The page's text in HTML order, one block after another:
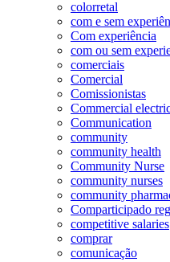
colorretal
com e sem
Com experiência
com ou sem
comerciais
Comercial
Comissionistas
Commercial
Communication
community
community health
Community Nurse
community nurses
community
Comparticipado
competitive salaries
comprar
comunicação